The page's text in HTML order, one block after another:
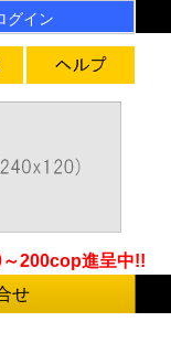
グイン
200cop進呈中!!
せ